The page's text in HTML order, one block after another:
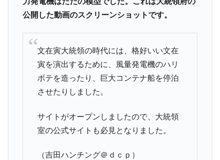
ている意外な選手とは？
公開した動画のスクリーンショットです。
文在寅大統領の時代には、格好いい文在
寅を演出するために、風量発電機のハリ
ボテを造ったり、巨大コンテナ船を停泊
させたりしました。
サイトがオープンしましたので、大統領
室の公式サイトも必見となりました。
（吉田ハンチング＠ｄｃｐ）